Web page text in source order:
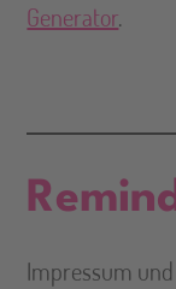
Generator.
Impressum und